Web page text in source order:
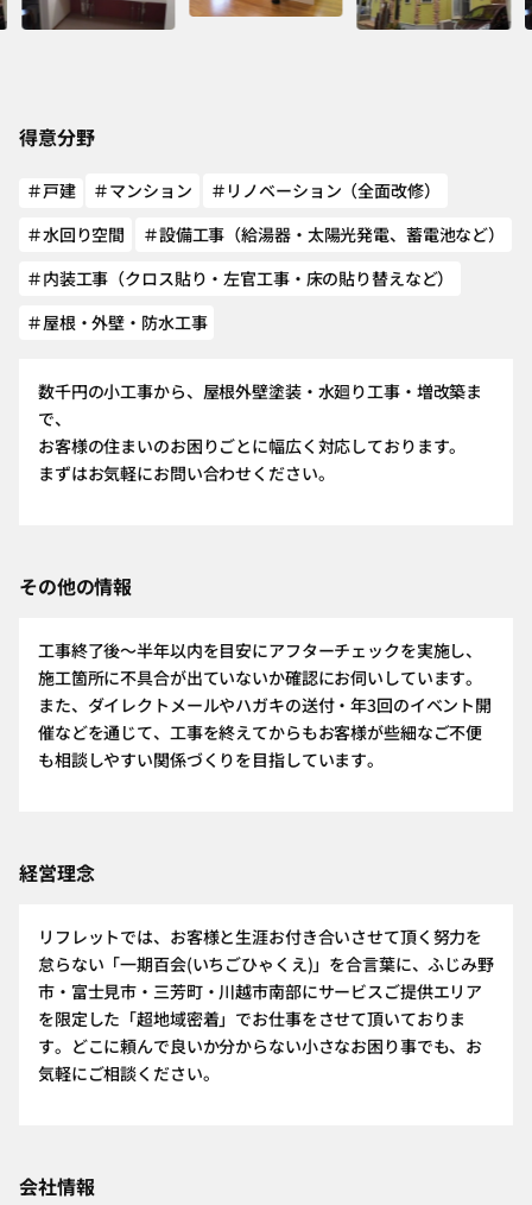
得意分野
＃戸建 ＃マンション
＃リノベーション（全面改修）
＃水回り空間
＃設備工事（給湯器・太陽光発電、蓄電池など）
＃内装工事（クロス貼り・左官工事・床の貼り替えなど）
＃屋根・外壁・防水工事
数千円の小工事から、屋根外壁塗装・水廻り工事・増改築ま
で、
お客様の住まいのお困りごとに幅広く対応しております。
まずはお気軽にお問い合わせください。
その他の情報
工事終了後～半年以内を目安にアフターチェックを実施し、
施工箇所に不具合が出ていないか確認にお伺いしています。
また、ダイレクトメールやハガキの送付・年3回のイベント開
催などを通じて、工事を終えてからもお客様が些細なご不便
も相談しやすい関係づくりを目指しています。
経営理念
リフレットでは、お客様と生涯お付き合いさせて頂く努力を
怠らない「一期百会(いちごひゃくえ)」を合言葉に、ふじみ野
市・富士見市・三芳町・川越市南部にサービスご提供エリア
を限定した「超地域密着」でお仕事をさせて頂いておりま
す。どこに頼んで良いか分からない小さなお困り事でも、お
気軽にご相談ください。
会社情報